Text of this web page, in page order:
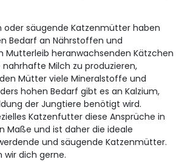
oder säugende Katzenmütter haben
Bedarf an Nährstoffen und
Mutterleib heranwachsenden Kätzchen
Milch zu produzieren,
Mütter viele Mineralstoffe und
hohen Bedarf gibt es an Kalzium,
der Jungtiere benötigt wird.
Katzenfutter diese Ansprüche in
Maße und ist daher die ideale
und säugende Katzenmütter.
wir dich gerne.